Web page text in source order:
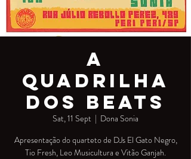
A
QUADRILHA
DOS BEATS
Sat, 11 Sept
  |
Dona Sonia
Apresentação do quarteto de DJs El Gato Negro,
Tio Fresh, Leo Musicultura e Vitão Ganjah.